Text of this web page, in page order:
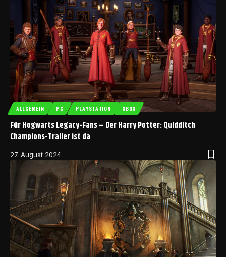
ALLGEMEIN PC PLAYSTATION XBOX
Für Hogwarts Legacy-Fans – Der Harry Potter: Quidditch
Champions-Trailer ist da
27. August 2024